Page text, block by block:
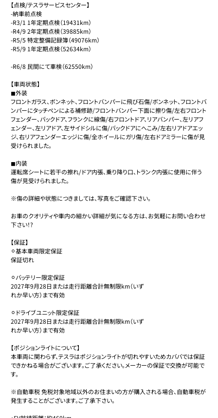
【点検/テスラサービスセンター】
-納車前点検
-R3/1 1年定期点検（19431km）
-R4/9 2年定期点検（39885km）
-R5/5 特定整備記録簿（49076km）
-R5/9 1年定期点検（52634km）
-R6/8 民間にて車検（62550km）
【車両状態】
◼︎外装
フロントガラス、ボンネット、フロントバンパーに飛び石傷/ボンネット、フロントバ
ンパーにタッチペンによる補修跡/フロントバンパー下面に擦り傷/左右フロント
フェンダー、バックドア、フランクに線傷/右フロントドア、リアバンパー、左リアフ
ェンダー、左リアドア、左サイドシルに傷/バックドアにへこみ/左右リアドアエッ
ジ、右リアフェンダーエッジに傷/全ホイールにガリ傷/左右ドアミラーに傷が見
受けられました。
◼︎内装
運転席シートに若干の擦れ/ドア内張、乗り降り口、トランク内張に使用に伴う
傷が見受けられました。
※傷の詳細や状態につきましては、写真をご確認下さい。
お車のクオリティや車内の細かい詳細が気になる方は、お気軽にお問い合わせ
下さい！?
【保証】
⚪︎基本車両限定保証
保証切れ
⚪︎バッテリー限定保証
2027年9月28日または走行距離合計無制限km（いず
れか早い方）まで有効
⚪︎ドライブユニット限定保証
2027年9月28日または走行距離合計無制限km（いず
れか早い方）まで有効
【ポジションライトについて】
本車両に関わらず、テスラはポジションライトが切れやすいためカババでは保証
できかねる場合がございます。ご了承ください。メーカーの保証で交換が可能で
す。
※自動車税 免税対象地域以外のお住まいの方が購入される場合、自動車税が
発生することがございます。ご了承下さい。